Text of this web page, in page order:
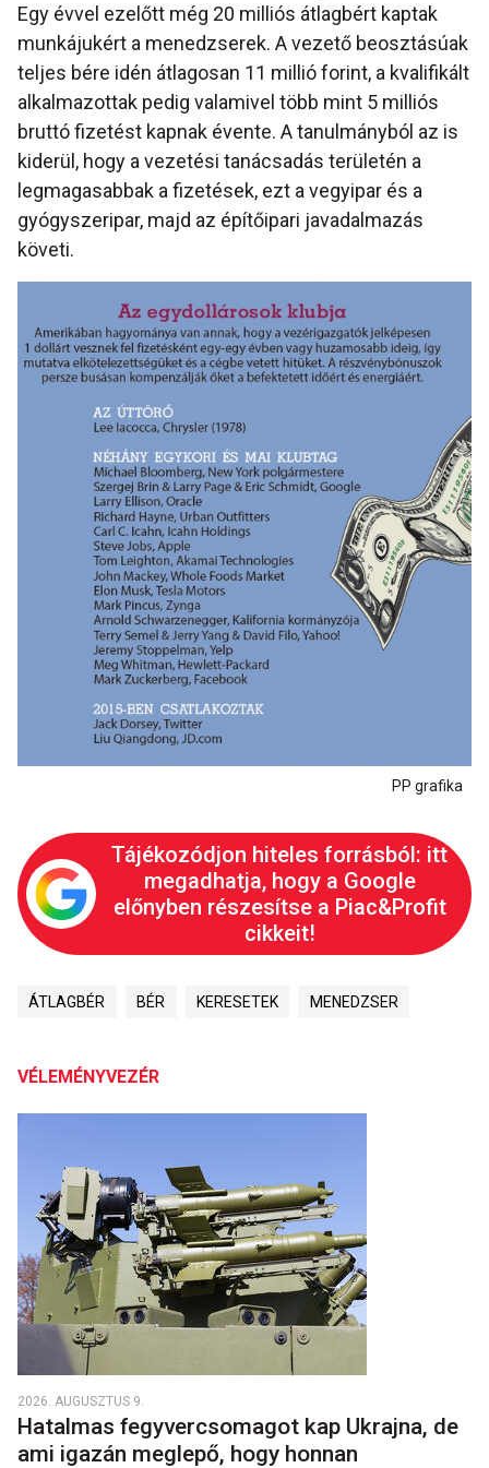
Egy évvel ezelőtt még 20 milliós átlagbért kaptak
munkájukért a menedzserek. A vezető beosztásúak
teljes bére idén átlagosan 11 millió forint, a kvalifikált
alkalmazottak pedig valamivel több mint 5 milliós
bruttó fizetést kapnak évente. A tanulmányból az is
kiderül, hogy a vezetési tanácsadás területén a
legmagasabbak a fizetések, ezt a vegyipar és a
gyógyszeripar, majd az építőipari javadalmazás
követi.
PP grafika
Tájékozódjon hiteles forrásból: itt
megadhatja, hogy a Google
előnyben részesítse a Piac&Profit
cikkeit!
ÁTLAGBÉR BÉR KERESETEK MENEDZSER
VÉLEMÉNYVEZÉR
2026. AUGUSZTUS 9.
Hatalmas fegyvercsomagot kap Ukrajna, de
ami igazán meglepő, hogy honnan